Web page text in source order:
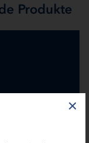
×
Produkte